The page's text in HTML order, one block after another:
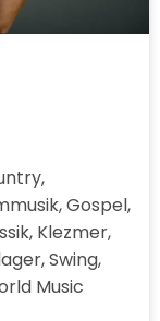
Gospel,
Klezmer,
Swing,
Music